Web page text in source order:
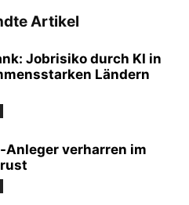
Artikel
Jobrisiko durch KI in
Ländern
Anleger verharren im